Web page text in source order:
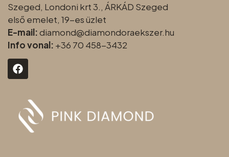
Szeged, Londoni krt 3., ÁRKÁD Szeged
első emelet, 19-es üzlet
E-mail:diamond@diamondoraekszer.hu
Info vonal: +36 70 458-3432